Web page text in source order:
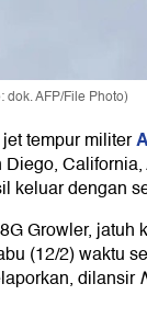
dok. AFP/File Photo)
tempur militer
keluar dengan
Growler, jatuh
(12/2) waktu
dilansir